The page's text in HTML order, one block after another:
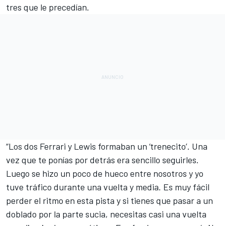
tres que le precedían.
“Los dos Ferrari y Lewis formaban un ‘trenecito’. Una
vez que te ponías por detrás era sencillo seguirles.
Luego se hizo un poco de hueco entre nosotros y yo
tuve tráfico durante una vuelta y media. Es muy fácil
perder el ritmo en esta pista y si tienes que pasar a un
doblado por la parte sucia, necesitas casi una vuelta